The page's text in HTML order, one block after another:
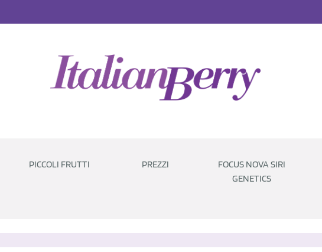
PICCOLI FRUTTI PREZZI
FOCUS NOVA SIRI
GENETICS